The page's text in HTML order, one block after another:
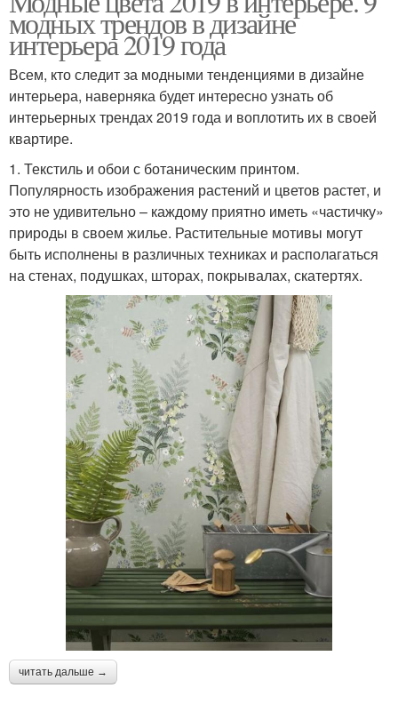
модных трендов в дизайне
интерьера 2019 года
Всем, кто следит за модными тенденциями в дизайне
интерьера, наверняка будет интересно узнать об
интерьерных трендах 2019 года и воплотить их в своей
квартире.
1. Текстиль и обои с ботаническим принтом.
Популярность изображения растений и цветов растет, и
это не удивительно – каждому приятно иметь «частичку»
природы в своем жилье. Растительные мотивы могут
быть исполнены в различных техниках и располагаться
на стенах, подушках, шторах, покрывалах, скатертях.
читать дальше →